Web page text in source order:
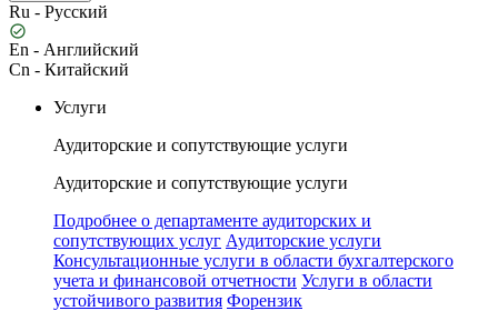
Ru - Русский
En - Английский
Cn - Китайский
Услуги
Аудиторские и сопутствующие услуги
Аудиторские и сопутствующие услуги
Подробнее о департаменте аудиторских и
сопутствующих услуг Аудиторские услуги
Консультационные услуги в области бухгалтерского
учета и финансовой отчетности Услуги в области
устойчивого развития Форензик